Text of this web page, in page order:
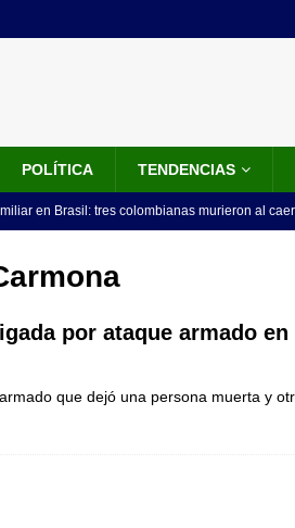
POLÍTICA TENDENCIAS
en Brasil: tres colombianas murieron al
18 ministros que posesionó Abelardo De La
por ataque armado
que dejó una persona muerta y